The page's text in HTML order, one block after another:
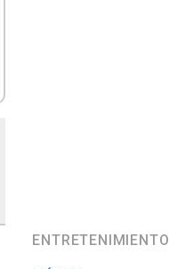
ENTRETENIMIENTO